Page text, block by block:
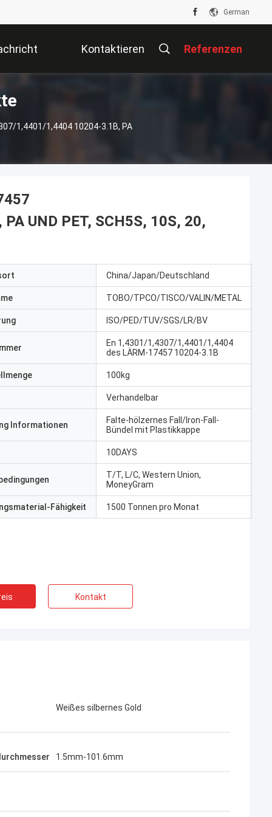
German
Kontaktieren Referenzen
1,4401/1,4404 10204-3.1B, PA
UND PET, SCH5S, 10S, 20,
China/Japan/Deutschland
TOBO/TPCO/TISCO/VALIN/METAL
ISO/PED/TUV/SGS/LR/BV
En 1,4301/1,4307/1,4401/1,4404
des LÄRM-17457 10204-3.1B
100kg
Verhandelbar
Informationen
Falte-hölzernes Fall/Iron-Fall-
Bündel mit Plastikkappe
10DAYS
T/T, L/C, Western Union,
MoneyGram
Fähigkeit 1500 Tonnen pro Monat
Kontakt
Weißes silbernes Gold
1.5mm-101.6mm